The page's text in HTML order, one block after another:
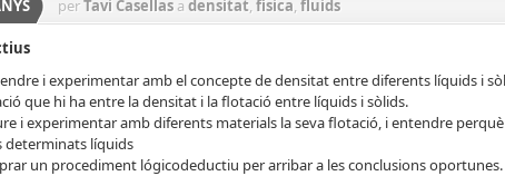
perTavi Casellas a densitat física fluids
i experimentar amb el concepte de densitat entre diferents líquids i
que hi ha entre la densitat i la flotació entre líquids i sòlids.
i experimentar amb diferents materials la seva flotació, i entendre
determinats líquids
un procediment lógicodeductiu per arribar a les conclusions oportunes.